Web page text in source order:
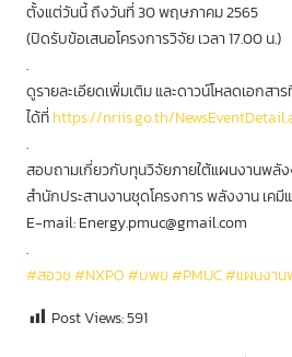
ตั้งแต่วันนี้ ถึงวันที่ 30 พฤษภาคม 2565
(ปิดรับข้อเสนอโครงการวิจัย เวลา 17.00 น.)
.
ดูรายละเอียดเพิ่มเติม และดาวน์โหลดเอกสา
ได้ที่https://nriis.go.th/
.
สอบถามเกี่ยวกับทุนวิจัยภายใต้แผนงานพลัง
สำนักประสานงานชุดโครงการ พลังงาน เค
E-mail: Energy.pmuc@gmail.com
.
#สอวช#NXPO#บพข#PMUC#แผนงาน
Post Views:591